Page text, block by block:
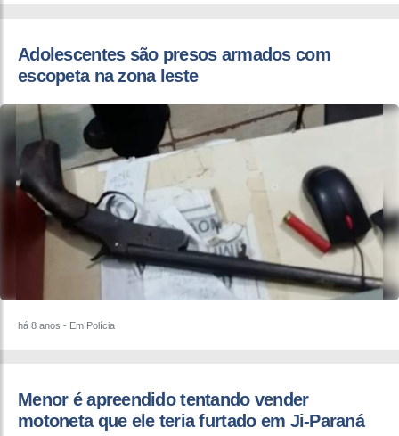
Adolescentes são presos armados com
escopeta na zona leste
há 8 anos - Em Polícia
Menor é apreendido tentando vender
motoneta que ele teria furtado em Ji-Paraná